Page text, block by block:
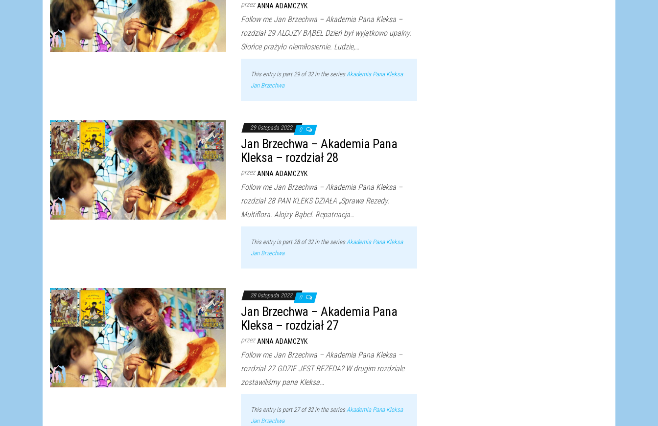
przez ANNA ADAMCZYK
Follow me Jan Brzechwa – Akademia Pana Kleksa –
rozdział 29 ALOJZY BĄBEL Dzień był wyjątkowo upalny.
Słońce prażyło niemiłosiernie. Ludzie,…
This entry is part 29 of 32 in the seriesAkademia Pana Kleksa
Jan Brzechwa
29 listopada 2022 0
Jan Brzechwa – Akademia Pana
Kleksa – rozdział 28
przez ANNA ADAMCZYK
Follow me Jan Brzechwa – Akademia Pana Kleksa –
rozdział 28 PAN KLEKS DZIAŁA „Sprawa Rezedy.
Multiflora. Alojzy Bąbel. Repatriacja…
This entry is part 28 of 32 in the seriesAkademia Pana Kleksa
Jan Brzechwa
28 listopada 2022 0
Jan Brzechwa – Akademia Pana
Kleksa – rozdział 27
przez ANNA ADAMCZYK
Follow me Jan Brzechwa – Akademia Pana Kleksa –
rozdział 27 GDZIE JEST REZEDA? W drugim rozdziale
zostawiliśmy pana Kleksa…
This entry is part 27 of 32 in the seriesAkademia Pana Kleksa
Jan Brzechwa